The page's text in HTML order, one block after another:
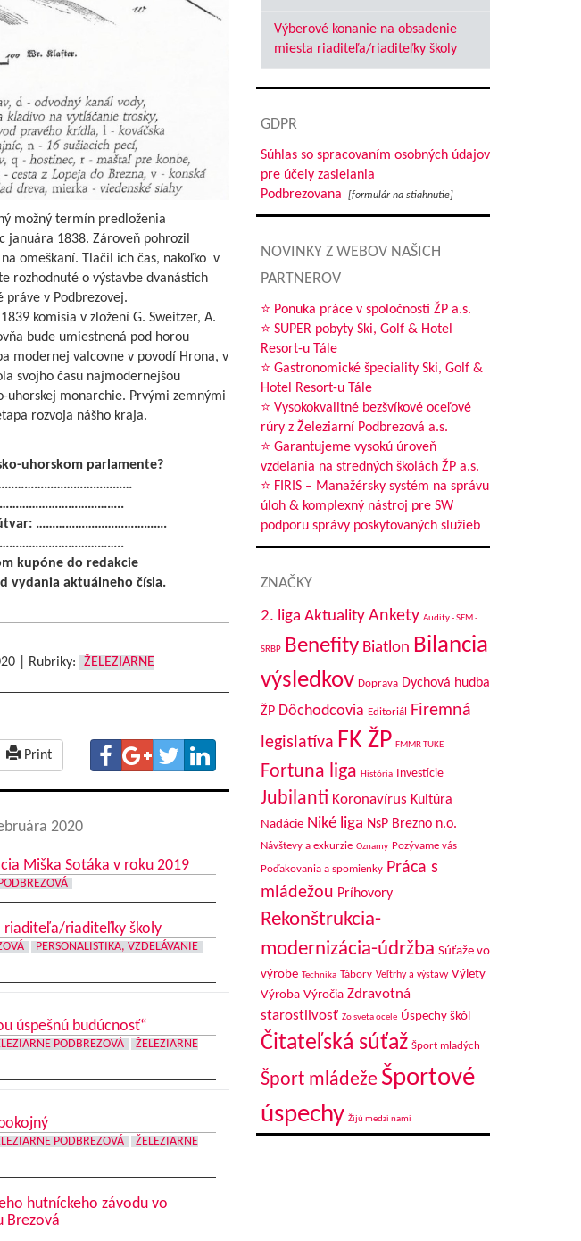
možný termín predloženia
januára 1838. Zároveň pohrozil
omeškaní. Tlačil ich čas, nakoľko v
rozhodnuté o výstavbe dvanástich
v Podbrezovej.
komisia v zložení G. Sweitzer, A.
bude umiestnená pod horou
modernej valcovne v povodí Hrona, v
svojho času najmodernejšou
uhorskej monarchie. Prvými zemnými
rozvoja nášho kraja.
uhorskom parlamente?
útvar: ………………………………….
kupóne do redakcie
vydania aktuálneho čísla.
| Rubriky:
ŽELEZIARNE
Print
2020
Miška Sotáka v roku 2019
riaditeľa/riaditeľky školy
PERSONALISTIKA, VZDELÁVANIE
úspešnú budúcnosť“
PODBREZOVÁ
ŽELEZIARNE
PODBREZOVÁ
ŽELEZIARNE
hutníckeho závodu vo
Brezová
Výberové konanie na obsadenie
miesta riaditeľa/riaditeľky školy
GDPR
Súhlas so spracovaním osobných údajov
pre účely zasielania
Podbrezovana
[formulár na stiahnutie]
NOVINKY Z WEBOV NAŠICH
PARTNEROV
⭐ Ponuka práce v spoločnosti ŽP a.s.
⭐ SUPER pobyty Ski, Golf & Hotel
Resort-u Tále
⭐ Gastronomické špeciality Ski, Golf &
Hotel Resort-u Tále
⭐ Vysokokvalitné bezšvíkové oceľové
rúry z Železiarní Podbrezová a.s.
⭐ Garantujeme vysokú úroveň
vzdelania na stredných školách ŽP a.s.
⭐ FIRIS – Manažérsky systém na správu
úloh & komplexný nástroj pre SW
podporu správy poskytovaných služieb
ZNAČKY
2. liga Aktuality Ankety Audity - SEM -
SRBP Benefity Biatlon Bilancia
výsledkov Doprava Dychová hudba
ŽP Dôchodcovia Editoriál
Firemná
legislatíva FK ŽP FMMR TUKE
Fortuna liga História Investície
Jubilanti Koronavírus Kultúra
Nadácie Niké liga NsP Brezno n.o.
Návštevy a exkurzie Oznamy Pozývame vás
Poďakovania a spomienky Práca s
mládežou Príhovory
Rekonštrukcia-
modernizácia-údržba Súťaže vo
výrobe Technika Tábory Veľtrhy a výstavy Výlety
Výroba Výročia Zdravotná
starostlivosť Zo sveta ocele Úspechy škôl
Čitateľská súťaž Šport mladých
Šport mládeže Športové
úspechy Žijú medzi nami